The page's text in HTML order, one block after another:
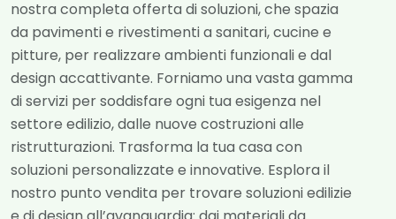
nostra completa offerta di soluzioni, che spazia
da pavimenti e rivestimenti a sanitari, cucine e
pitture, per realizzare ambienti funzionali e dal
design accattivante. Forniamo una vasta gamma
di servizi per soddisfare ogni tua esigenza nel
settore edilizio, dalle nuove costruzioni alle
ristrutturazioni. Trasforma la tua casa con
soluzioni personalizzate e innovative. Esplora il
nostro punto vendita per trovare soluzioni edilizie